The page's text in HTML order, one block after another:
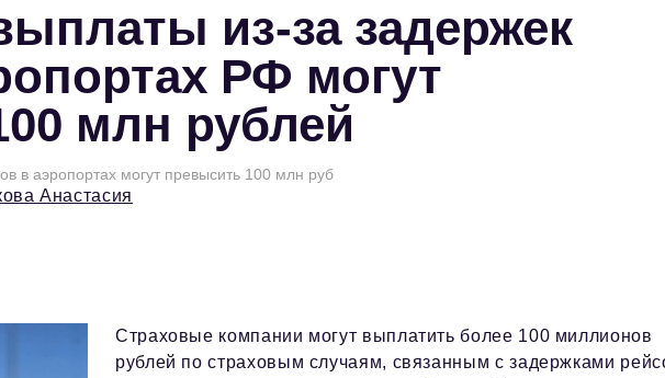
из-за задержек
РФ могут
млн рублей
в аэропортах могут превысить 100 млн руб
Анастасия
Страховые компании могут выплатить более 100 миллионов
рублей по страховым случаям, связанным с задержками